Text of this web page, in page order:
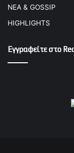
ΝΕΑ & GOSSIP
HIGHLIGHTS
Εγγραφείτε στο